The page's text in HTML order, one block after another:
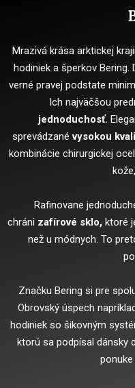
Mrazivá krása arktickej
hodiniek a šperkov Bering.
verné pravej podstate
Ich najväčšou
jednoduchosť.
sprevádzanévysokou
kombinácie chirurgickej
Rafinovane
chráni zafírové sklo, ktoré
než u módnych. To
Značku Bering si pre
Obrovský úspech
hodiniek so šikovným
ktorú sa podpísal dánsky